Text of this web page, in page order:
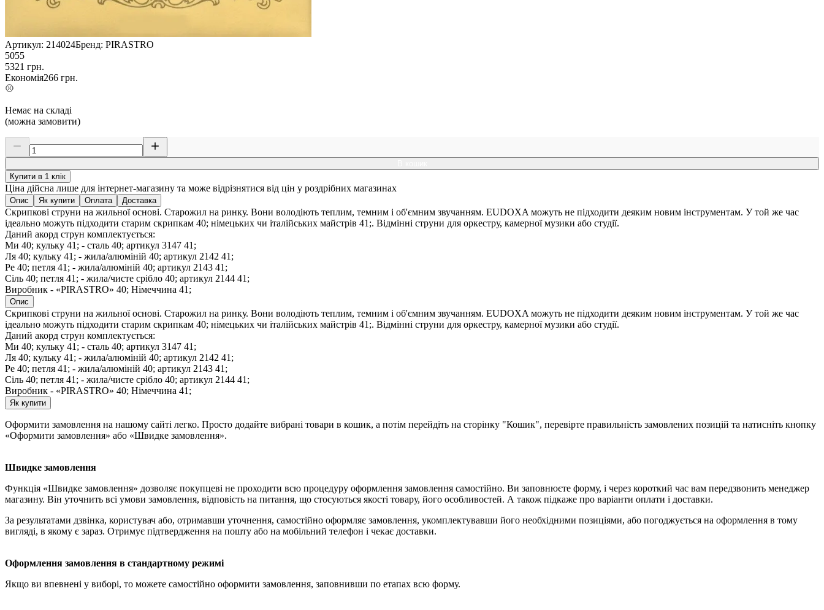
Артикул: 214024Бренд: PIRASTRO
5055
5321 грн.
Економія266 грн.
Немає на складі
(можна замовити)
Купити в 1 клік
Ціна дійсна лише для інтернет-магазину та може відрізнятися від цін у роздрібних магазинах
Опис Як купити Оплата Доставка
Скрипкові струни на жильної основі. Старожил на ринку. Вони володіють теплим, темним і об'ємним звучанням. EUDOXA можуть не підходити деяким новим інструментам. У той же час
ідеально можуть підходити старим скрипкам 40; німецьких чи італійських майстрів 41;. Відмінні струни для оркестру, камерної музики або студії.
Даний акорд струн комплектується:
Ми 40; кульку 41; - сталь 40; артикул 3147 41;
Ля 40; кульку 41; - жила/алюміній 40; артикул 2142 41;
Ре 40; петля 41; - жила/алюміній 40; артикул 2143 41;
Сіль 40; петля 41; - жила/чисте срібло 40; артикул 2144 41;
Виробник - «PIRASTRO» 40; Німеччина 41;
Опис
Скрипкові струни на жильної основі. Старожил на ринку. Вони володіють теплим, темним і об'ємним звучанням. EUDOXA можуть не підходити деяким новим інструментам. У той же час
ідеально можуть підходити старим скрипкам 40; німецьких чи італійських майстрів 41;. Відмінні струни для оркестру, камерної музики або студії.
Даний акорд струн комплектується:
Ми 40; кульку 41; - сталь 40; артикул 3147 41;
Ля 40; кульку 41; - жила/алюміній 40; артикул 2142 41;
Ре 40; петля 41; - жила/алюміній 40; артикул 2143 41;
Сіль 40; петля 41; - жила/чисте срібло 40; артикул 2144 41;
Виробник - «PIRASTRO» 40; Німеччина 41;
Як купити
Оформити замовлення на нашому сайті легко. Просто додайте вибрані товари в кошик, а потім перейдіть на сторінку "Кошик", перевірте правильність замовлених позицій та натисніть кнопку
«Оформити замовлення» або «Швидке замовлення».
Швидке замовлення
Функція «Швидке замовлення» дозволяє покупцеві не проходити всю процедуру оформлення замовлення самостійно. Ви заповнюєте форму, і через короткий час вам передзвонить менеджер
магазину. Він уточнить всі умови замовлення, відповість на питання, що стосуються якості товару, його особливостей. А також підкаже про варіанти оплати і доставки.
За результатами дзвінка, користувач або, отримавши уточнення, самостійно оформляє замовлення, укомплектувавши його необхідними позиціями, або погоджується на оформлення в тому
вигляді, в якому є зараз. Отримує підтвердження на пошту або на мобільний телефон і чекає доставки.
Оформлення замовлення в стандартному режимі
Якщо ви впевнені у виборі, то можете самостійно оформити замовлення, заповнивши по етапах всю форму.